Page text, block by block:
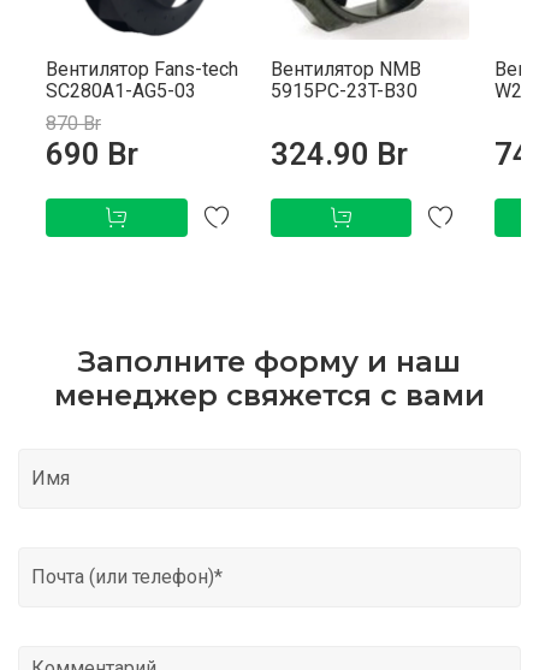
Вентилятор Fans-tech
SC280A1-AG5-03
870 Br
690 Br
Вентилятор NMB
5915PC-23T-B30
324.90 Br
Заполните форму и наш
менеджер свяжется с вами